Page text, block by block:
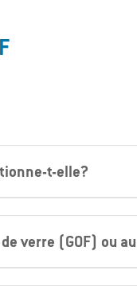
t-elle?
verre (GOF) ou